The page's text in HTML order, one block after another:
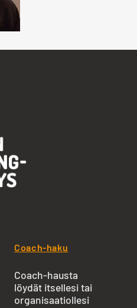
Coach-haku
Coach-hausta
löydät itsellesi tai
organisaatiollesi